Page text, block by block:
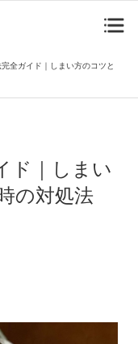
全ガイド｜しまい方のコツと
ド｜しまい
の対処法